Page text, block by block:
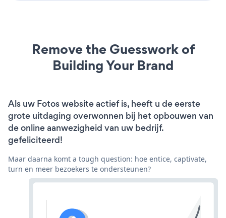
Remove the Guesswork of
Building Your Brand
Als uw Fotos website actief is, heeft u de eerste
grote uitdaging overwonnen bij het opbouwen van
de online aanwezigheid van uw bedrijf.
gefeliciteerd!
Maar daarna komt a tough question: hoe entice, captivate,
turn en meer bezoekers te ondersteunen?